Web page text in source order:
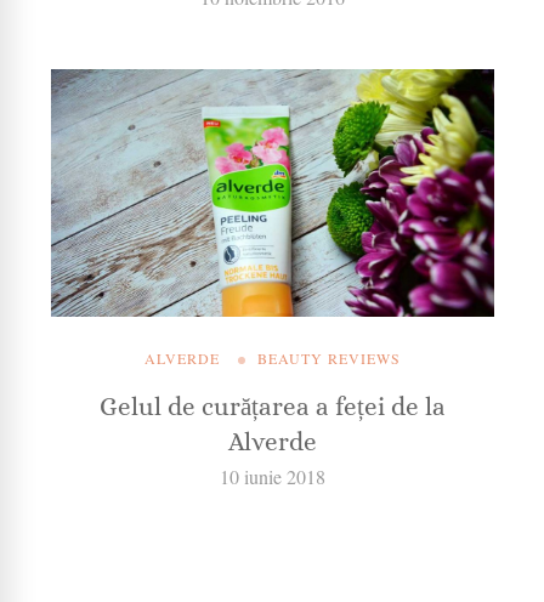
ALVERDE BEAUTY REVIEWS
Gelul de curățarea a feței de la
Alverde
10 iunie 2018